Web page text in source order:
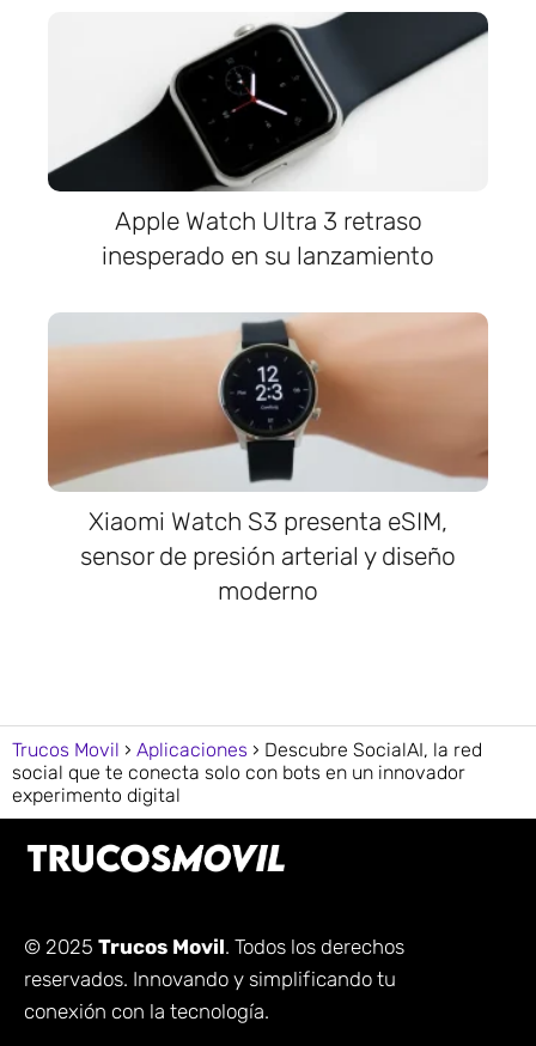
Apple Watch Ultra 3 retraso
inesperado en su lanzamiento
Xiaomi Watch S3 presenta eSIM,
sensor de presión arterial y diseño
moderno
Trucos Movil Aplicaciones
Descubre SocialAI, la red
social que te conecta solo con bots en un innovador
experimento digital
© 2025 Trucos Movil. Todos los derechos
reservados. Innovando y simplificando tu
conexión con la tecnología.